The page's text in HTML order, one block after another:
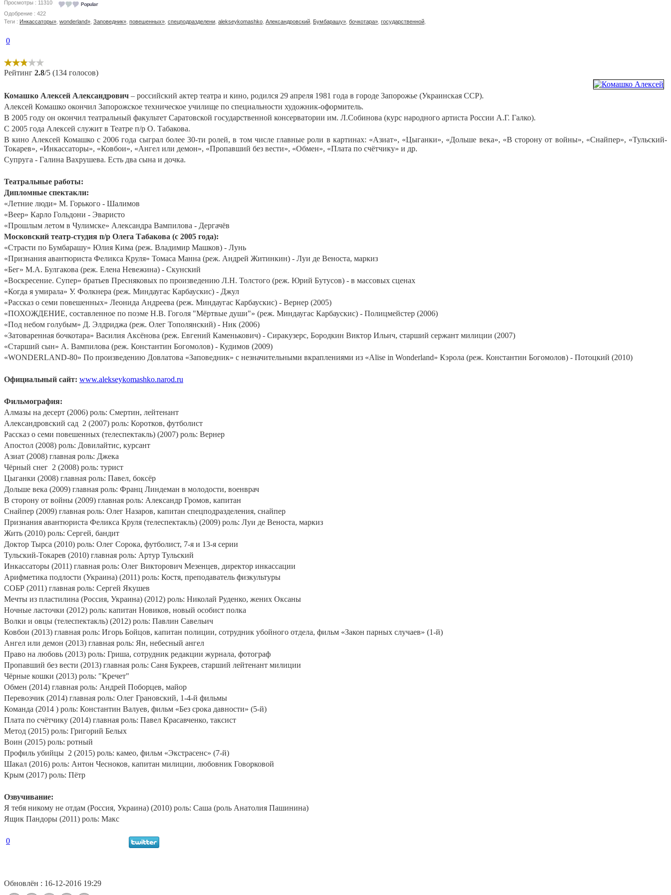
Просмотры : 11310
Одобрение : 422
Теги : Инкассаторы» wonderland» Заповедник» повешенных» спецподразделени alekseykomashko Александровский Бумбарашу» бочкотара» государственной
0
Рейтинг 2.8/5 (134 голосов)
Комашко Алексей Александрович – российский актер театра и кино, родился 29 апреля 1981 года в городе Запорожье (Украинская ССР).
Алексей Комашко окончил Запорожское техническое училище по специальности художник-оформитель.
В 2005 году он окончил театральный факультет Саратовской государственной консерватории им. Л.Собинова (курс народного артиста России А.Г. Галко).
С 2005 года Алексей служит в Театре п/р О. Табакова.
В кино Алексей Комашко с 2006 года сыграл более 30-ти ролей, в том числе главные роли в картинах: «Азиат», «Цыганки», «Дольше века», «В сторону от войны», «Снайпер», «Тульский-
Токарев», «Инкассаторы», «Ковбои», «Ангел или демон», «Пропавший без вести», «Обмен», «Плата по счётчику» и др.
Супруга - Галина Вахрушева. Есть два сына и дочка.
Театральные работы:
Дипломные спектакли:
«Летние люди» М. Горького - Шалимов
«Веер» Карло Гольдони - Эваристо
«Прошлым летом в Чулимске» Александра Вампилова - Дергачёв
Московский театр-студия п/р Олега Табакова (с 2005 года):
«Страсти по Бумбарашу» Юлия Кима (реж. Владимир Машков) - Лунь
«Признания авантюриста Феликса Круля» Томаса Манна (реж. Андрей Житинкин) - Луи де Веноста, маркиз
«Бег» М.А. Булгакова (реж. Елена Невежина) - Скунский
«Воскресение. Супер» братьев Пресняковых по произведению Л.Н. Толстого (реж. Юрий Бутусов) - в массовых сценах
«Когда я умирала» У. Фолкнера (реж. Миндаугас Карбаускис) - Джул
«Рассказ о семи повешенных» Леонида Андреева (реж. Миндаугас Карбаускис) - Вернер (2005)
«ПОХОЖДЕНИЕ, составленное по поэме Н.В. Гоголя "Мёртвые души"» (реж. Миндаугас Карбаускис) - Полицмейстер (2006)
«Под небом голубым» Д. Элдриджа (реж. Олег Тополянский) - Ник (2006)
«Затоваренная бочкотара» Василия Аксёнова (реж. Евгений Каменькович) - Сиракузерс, Бородкин Виктор Ильич, старший сержант милиции (2007)
«Старший сын» А. Вампилова (реж. Константин Богомолов) - Кудимов (2009)
«WONDERLAND-80» По произведению Довлатова «Заповедник» с незначительными вкраплениями из «Alise in Wonderland» Кэрола (реж. Константин Богомолов) - Потоцкий (2010)
Официальный сайт: www.alekseykomashko.narod.ru
Фильмография:
Алмазы на десерт (2006) роль: Смертин, лейтенант
Александровский сад 2 (2007) роль: Коротков, футболист
Рассказ о семи повешенных (телеспектакль) (2007) роль: Вернер
Апостол (2008) роль: Довилайтис, курсант
Азиат (2008) главная роль: Джека
Чёрный снег 2 (2008) роль: турист
Цыганки (2008) главная роль: Павел, боксёр
Дольше века (2009) главная роль: Франц Линдеман в молодости, военврач
В сторону от войны (2009) главная роль: Александр Громов, капитан
Снайпер (2009) главная роль: Олег Назаров, капитан спецподразделения, снайпер
Признания авантюриста Феликса Круля (телеспектакль) (2009) роль: Луи де Веноста, маркиз
Жить (2010) роль: Сергей, бандит
Доктор Тырса (2010) роль: Олег Сорока, футболист, 7-я и 13-я серии
Тульский-Токарев (2010) главная роль: Артур Тульский
Инкассаторы (2011) главная роль: Олег Викторович Мезенцев, директор инкассации
Арифметика подлости (Украина) (2011) роль: Костя, преподаватель физкультуры
СОБР (2011) главная роль: Сергей Якушев
Мечты из пластилина (Россия, Украина) (2012) роль: Николай Руденко, жених Оксаны
Ночные ласточки (2012) роль: капитан Новиков, новый особист полка
Волки и овцы (телеспектакль) (2012) роль: Павлин Савельич
Ковбои (2013) главная роль: Игорь Бойцов, капитан полиции, сотрудник убойного отдела, фильм «Закон парных случаев» (1-й)
Ангел или демон (2013) главная роль: Ян, небесный ангел
Право на любовь (2013) роль: Гриша, сотрудник редакции журнала, фотограф
Пропавший без вести (2013) главная роль: Саня Букреев, старший лейтенант милиции
Чёрные кошки (2013) роль: "Кречет"
Обмен (2014) главная роль: Андрей Поборцев, майор
Перевозчик (2014) главная роль: Олег Грановский, 1-4-й фильмы
Команда (2014 ) роль: Константин Валуев, фильм «Без срока давности» (5-й)
Плата по счётчику (2014) главная роль: Павел Красавченко, таксист
Метод (2015) роль: Григорий Белых
Воин (2015) роль: ротный
Профиль убийцы 2 (2015) роль: камео, фильм «Экстрасенс» (7-й)
Шакал (2016) роль: Антон Чесноков, капитан милиции, любовник Говорковой
Крым (2017) роль: Пётр
Озвучивание:
Я тебя никому не отдам (Россия, Украина) (2010) роль: Саша (роль Анатолия Пашинина)
Ящик Пандоры (2011) роль: Макс
0
Обновлён : 16-12-2016 19:29